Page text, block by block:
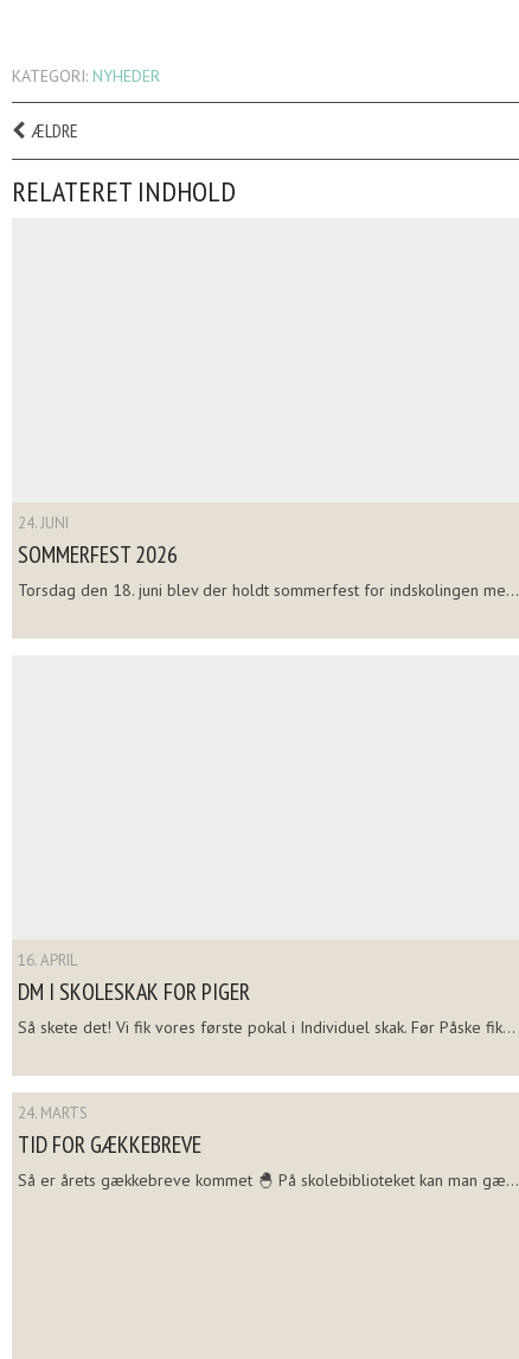
KATEGORI: NYHEDER
ÆLDRE
RELATERET INDHOLD
24. JUNI
SOMMERFEST 2026
Torsdag den 18. juni blev der holdt sommerfest for indskolingen me...
16. APRIL
DM I SKOLESKAK FOR PIGER
Så skete det! Vi fik vores første pokal i Individuel skak. Før Påske fik...
24. MARTS
TID FOR GÆKKEBREVE
Så er årets gækkebreve kommet 🐣 På skolebiblioteket kan man gæ...